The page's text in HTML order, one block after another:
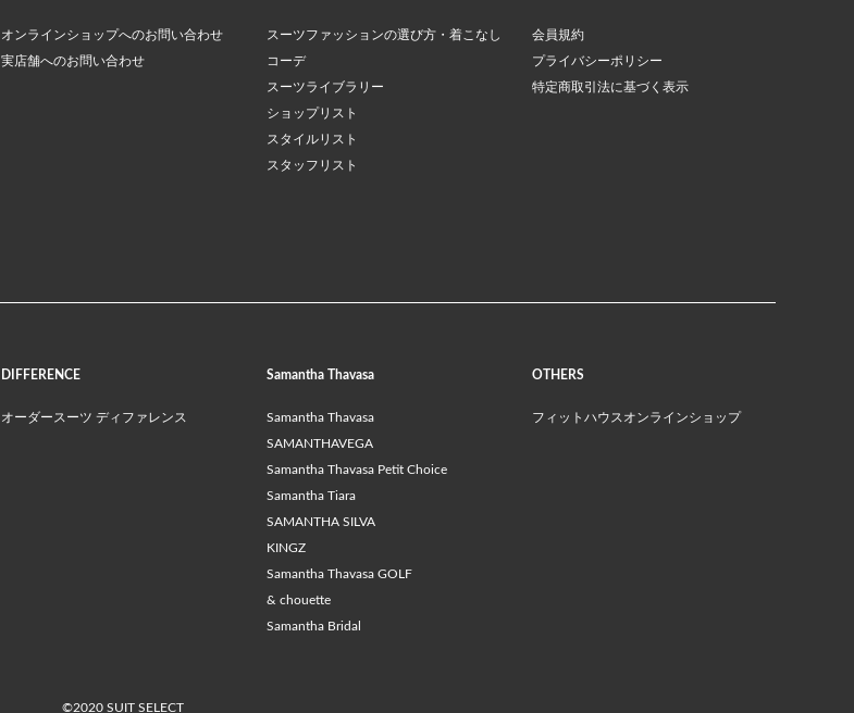
オンラインショップへのお問い合わせ
実店舗へのお問い合わせ
スーツファッションの選び方・着こなし
コーデ
スーツライブラリー
ショップリスト
スタイルリスト
スタッフリスト
会員規約
プライバシーポリシー
特定商取引法に基づく表示
DIFFERENCE
オーダースーツ ディファレンス
Samantha Thavasa
Samantha Thavasa
SAMANTHAVEGA
Samantha Thavasa Petit Choice
Samantha Tiara
SAMANTHA SILVA
KINGZ
Samantha Thavasa GOLF
& chouette
Samantha Bridal
OTHERS
フィットハウスオンラインショップ
©2020 SUIT SELECT